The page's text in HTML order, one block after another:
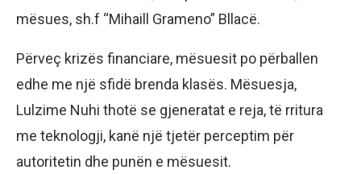
mësues, sh.f “Mihaill Grameno” Bllacë.
Përveç krizës financiare, mësuesit po përballen
edhe me një sfidë brenda klasës. Mësuesja,
Lulzime Nuhi thotë se gjeneratat e reja, të rritura
me teknologji, kanë një tjetër perceptim për
autoritetin dhe punën e mësuesit.